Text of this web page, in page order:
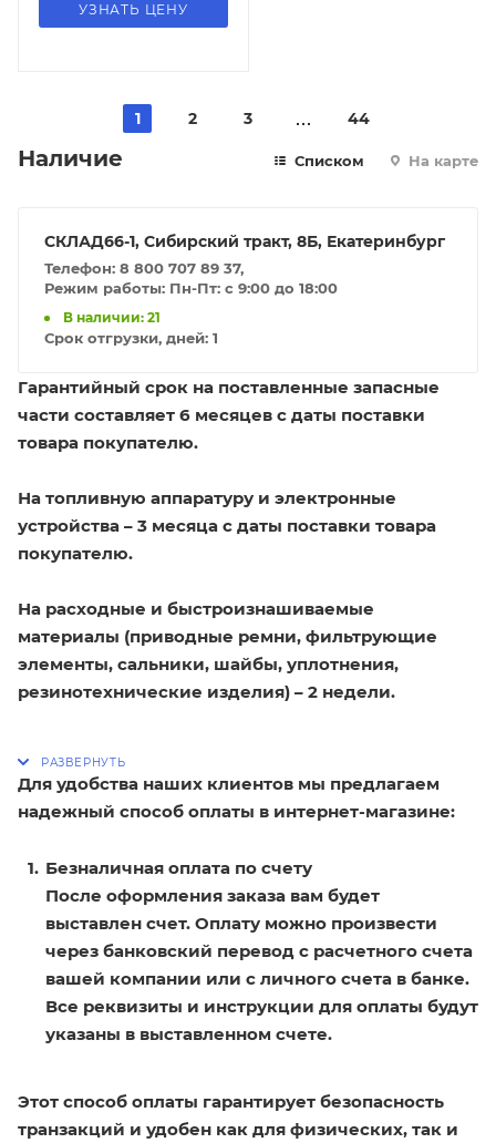
УЗНАТЬ ЦЕНУ
1 2 3 44
Наличие Списком На карте
СКЛАД66-1, Сибирский тракт, 8Б, Екатеринбург
Телефон: 8 800 707 89 37,
Режим работы: Пн-Пт: с 9:00 до 18:00
В наличии: 21
Срок отгрузки, дней: 1
Гарантийный срок на поставленные запасные
части составляет 6 месяцев с даты поставки
товара покупателю.
На топливную аппаратуру и электронные
устройства – 3 месяца с даты поставки товара
покупателю.
На расходные и быстроизнашиваемые
материалы (приводные ремни, фильтрующие
элементы, сальники, шайбы, уплотнения,
резинотехнические изделия) – 2 недели.
Для удобства наших клиентов мы предлагаем
надежный способ оплаты в интернет-магазине:
Безналичная оплата по счету
После оформления заказа вам будет
выставлен счет. Оплату можно произвести
через банковский перевод с расчетного счета
вашей компании или с личного счета в банке.
Все реквизиты и инструкции для оплаты будут
указаны в выставленном счете.
Этот способ оплаты гарантирует безопасность
транзакций и удобен как для физических, так и